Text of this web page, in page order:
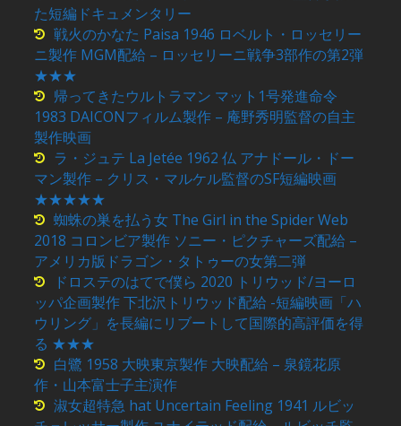
た短編ドキュメンタリー
戦火のかなた Paisa 1946 ロベルト・ロッセリー
ニ製作 MGM配給 – ロッセリーニ戦争3部作の第2弾
★★★
帰ってきたウルトラマン マット1号発進命令
1983 DAICONフィルム製作 – 庵野秀明監督の自主
製作映画
ラ・ジュテ La Jetée 1962 仏 アナドール・ドー
マン製作 – クリス・マルケル監督のSF短編映画
★★★★★
蜘蛛の巣を払う女 The Girl in the Spider Web
2018 コロンビア製作 ソニー・ピクチャーズ配給 –
アメリカ版ドラゴン・タトゥーの女第二弾
ドロステのはてで僕ら 2020 トリウッド/ヨーロ
ッパ企画製作 下北沢トリウッド配給 -短編映画「ハ
ウリング」を長編にリブートして国際的高評価を得
る ★★★
白鷺 1958 大映東京製作 大映配給 – 泉鏡花原
作・山本富士子主演作
淑女超特急 hat Uncertain Feeling 1941 ルビッ